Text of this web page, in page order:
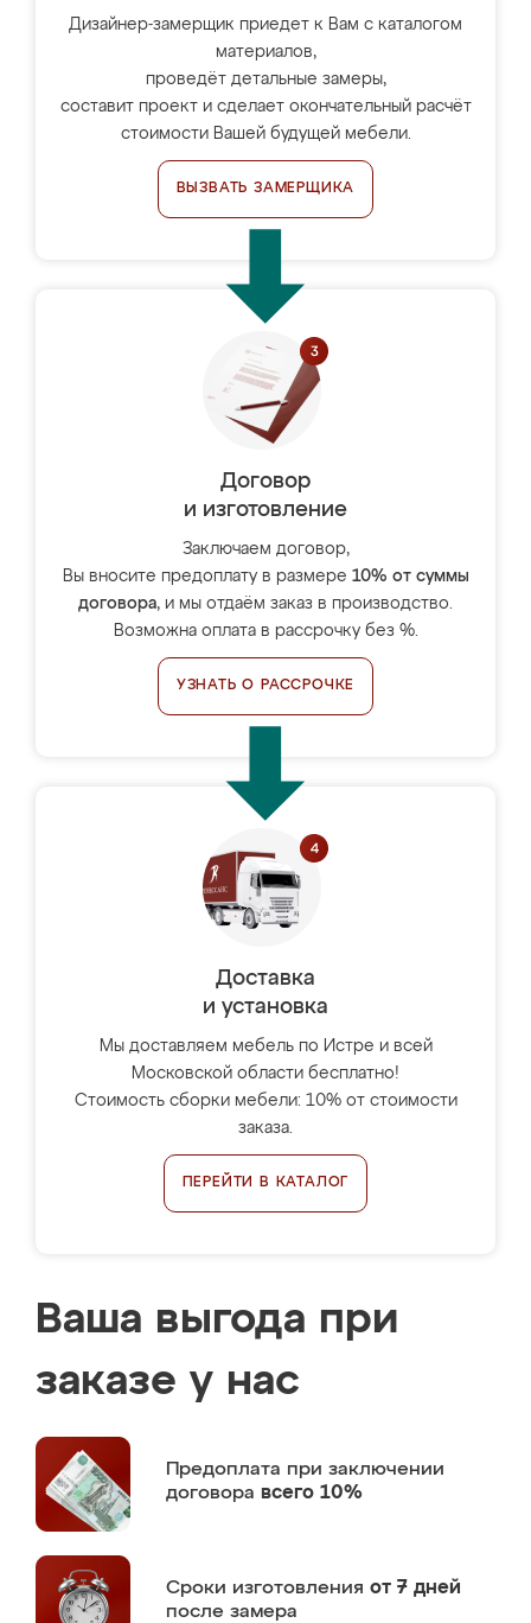
Дизайнер-замерщик приедет к Вам с каталогом
материалов,
проведёт детальные замеры,
составит проект и сделает окончательный расчёт
стоимости Вашей будущей мебели.
ВЫЗВАТЬ ЗАМЕРЩИКА
Договор
и изготовление
Заключаем договор,
Вы вносите предоплату в размере 10% от суммы
договора, и мы отдаём заказ в производство.
Возможна оплата в рассрочку без %.
УЗНАТЬ О РАССРОЧКЕ
Доставка
и установка
Мы доставляем мебель по Истре и всей
Московской области бесплатно!
Стоимость сборки мебели: 10% от стоимости
заказа.
ПЕРЕЙТИ В КАТАЛОГ
Ваша выгода при
заказе у нас
Предоплата при заключении
договора всего 10%
Сроки изготовления от 7 дней
после замера